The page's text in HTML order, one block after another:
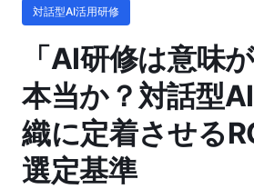
対話型AI活用研修
「AI研修は意味
本当か？対話型
織に定着させる
選定基準